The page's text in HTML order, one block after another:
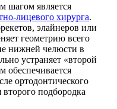
шагом является
лицевого хирурга.
элайнеров или
геометрию всего
нижней челюсти в
устраняет «второй
обеспечивается
ортодонтического
подбородка